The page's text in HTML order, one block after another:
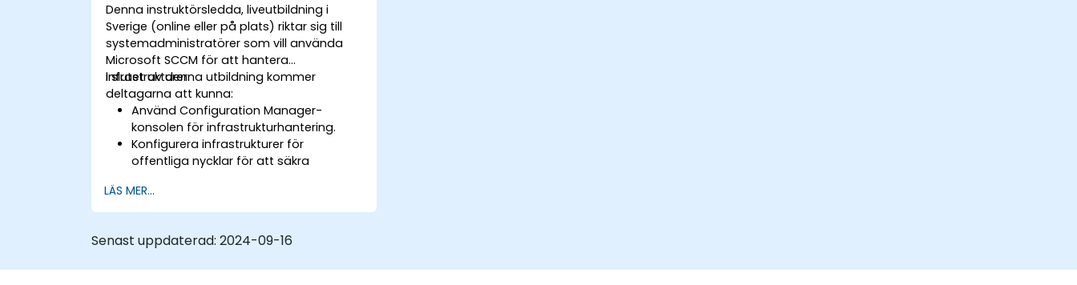
Denna instruktörsledda, liveutbildning i
Sverige (online eller på plats) riktar sig till
systemadministratörer som vill använda
Microsoft SCCM för att hantera
infrastrukturer.
I slutet av denna utbildning kommer
deltagarna att kunna:
Använd Configuration Manager-
konsolen för infrastrukturhantering.
Konfigurera infrastrukturer för
offentliga nycklar för att säkra
Utför avancerad programdistribution
och felsökning.
LÄS MER...
Senast uppdaterad: 2024-09-16